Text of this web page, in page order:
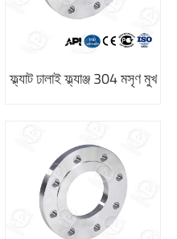
ফ্ল্যাট ঢালাই ফ্ল্যাঞ্জ 304 মসৃণ মুখ